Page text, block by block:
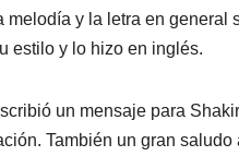
y la letra en general
estilo y lo hizo en inglés.
un mensaje para
También un gran